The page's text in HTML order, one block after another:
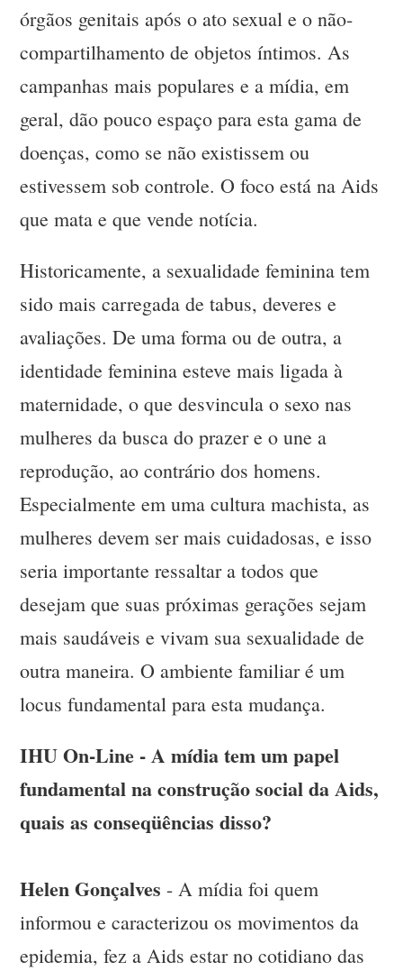
órgãos genitais após o ato sexual e o não-
compartilhamento de objetos íntimos. As
campanhas mais populares e a mídia, em
geral, dão pouco espaço para esta gama de
doenças, como se não existissem ou
estivessem sob controle. O foco está na Aids
que mata e que vende notícia.
Historicamente, a sexualidade feminina tem
sido mais carregada de tabus, deveres e
avaliações. De uma forma ou de outra, a
identidade feminina esteve mais ligada à
maternidade, o que desvincula o sexo nas
mulheres da busca do prazer e o une a
reprodução, ao contrário dos homens.
Especialmente em uma cultura machista, as
mulheres devem ser mais cuidadosas, e isso
seria importante ressaltar a todos que
desejam que suas próximas gerações sejam
mais saudáveis e vivam sua sexualidade de
outra maneira. O ambiente familiar é um
locus fundamental para esta mudança.
IHU On-Line - A mídia tem um papel
fundamental na construção social da Aids,
quais as conseqüências disso?
Helen Gonçalves - A mídia foi quem
informou e caracterizou os movimentos da
epidemia, fez a Aids estar no cotidiano das